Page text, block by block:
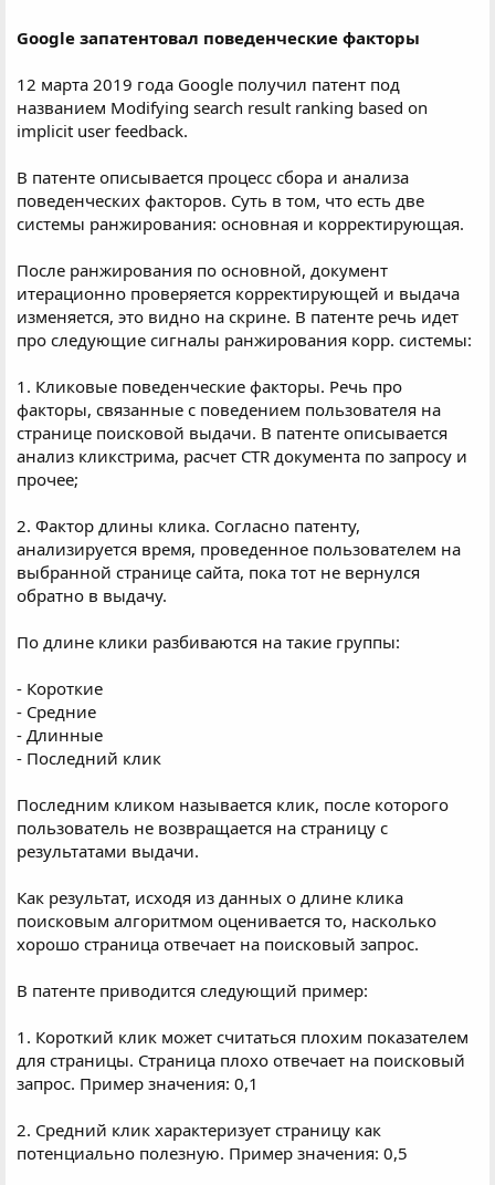
Google запатентовал поведенческие факторы
12 марта 2019 года Google получил патент под
названием Modifying search result ranking based on
implicit user feedback.
В патенте описывается процесс сбора и анализа
поведенческих факторов. Суть в том, что есть две
системы ранжирования: основная и корректирующая.
После ранжирования по основной, документ
итерационно проверяется корректирующей и выдача
изменяется, это видно на скрине. В патенте речь идет
про следующие сигналы ранжирования корр. системы:
1. Кликовые поведенческие факторы. Речь про
факторы, связанные с поведением пользователя на
странице поисковой выдачи. В патенте описывается
анализ кликстрима, расчет CTR документа по запросу и
прочее;
2. Фактор длины клика. Согласно патенту,
анализируется время, проведенное пользователем на
выбранной странице сайта, пока тот не вернулся
обратно в выдачу.
По длине клики разбиваются на такие группы:
- Короткие
- Средние
- Длинные
- Последний клик
Последним кликом называется клик, после которого
пользователь не возвращается на страницу с
результатами выдачи.
Как результат, исходя из данных о длине клика
поисковым алгоритмом оценивается то, насколько
хорошо страница отвечает на поисковый запрос.
В патенте приводится следующий пример:
1. Короткий клик может считаться плохим показателем
для страницы. Страница плохо отвечает на поисковый
запрос. Пример значения: 0,1
2. Средний клик характеризует страницу как
потенциально полезную. Пример значения: 0,5